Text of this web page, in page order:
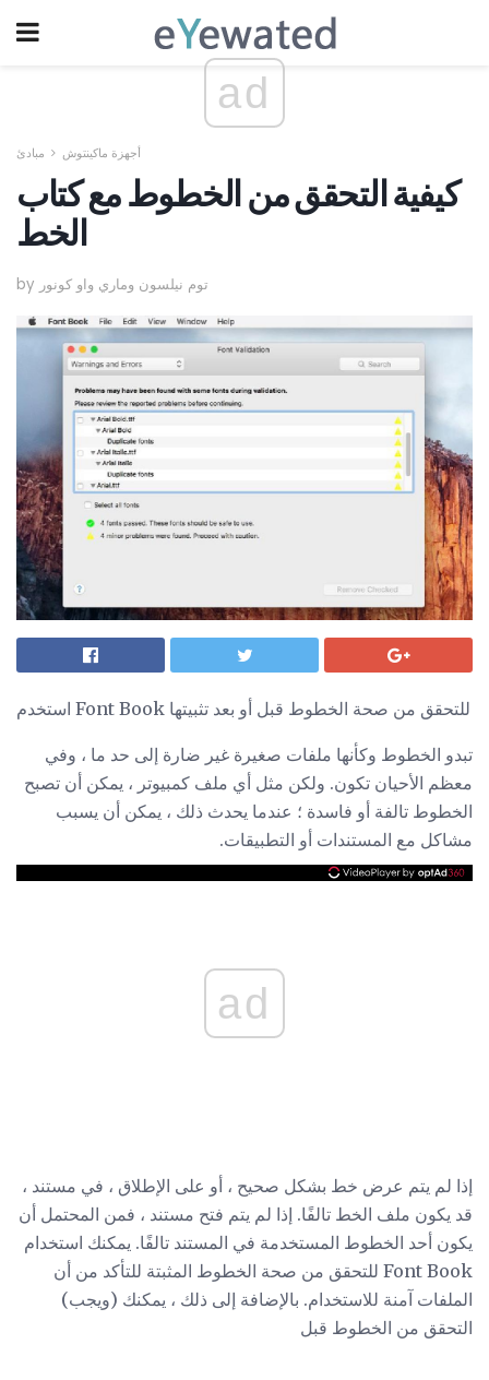
ad
أجهزة ماكينتوش مبادئ
كيفية التحقق من الخطوط مع كتاب
الخط
by توم نيلسون وماري واو كونور
استخدم Font Book للتحقق من صحة الخطوط قبل أو بعد تثبيتها
تبدو الخطوط وكأنها ملفات صغيرة غير ضارة إلى حد ما ، وفي
معظم الأحيان تكون. ولكن مثل أي ملف كمبيوتر ، يمكن أن تصبح
الخطوط تالفة أو فاسدة ؛ عندما يحدث ذلك ، يمكن أن يسبب
مشاكل مع المستندات أو التطبيقات.
ad
إذا لم يتم عرض خط بشكل صحيح ، أو على الإطلاق ، في مستند ،
قد يكون ملف الخط تالفًا. إذا لم يتم فتح مستند ، فمن المحتمل أن
يكون أحد الخطوط المستخدمة في المستند تالفًا. يمكنك استخدام
Font Book للتحقق من صحة الخطوط المثبتة للتأكد من أن
الملفات آمنة للاستخدام. بالإضافة إلى ذلك ، يمكنك (ويجب)
التحقق من الخطوط قبل